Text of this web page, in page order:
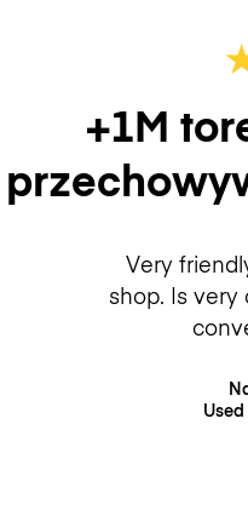
+1M
Very
shop. Is very